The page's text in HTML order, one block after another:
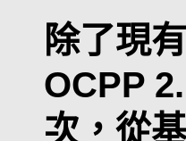
除了現
OCPP
次，從